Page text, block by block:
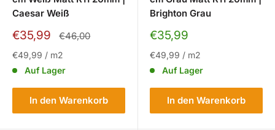
Caesar Weiß
Sonderpreis
€35,99 Normalpreis
€46,00
€49,99 / m2
Auf Lager
In den Warenkorb
Brighton Grau
Sonderpreis
€35,99
€49,99 / m2
Auf Lager
In den Warenkorb